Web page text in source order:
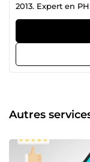
2013. Expert en
réalisé des
qualité. Je peux
à jour des projets
un passion pour
plus détails :)
Autres